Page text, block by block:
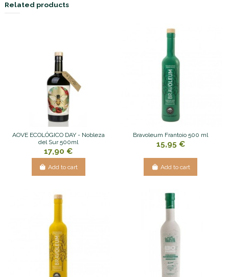
Related products
AOVE ECOLÓGICO DAY - Nobleza
del Sur 500ml
17,90 €
Add to cart
Bravoleum Frantoio 500 ml
15,95 €
Add to cart